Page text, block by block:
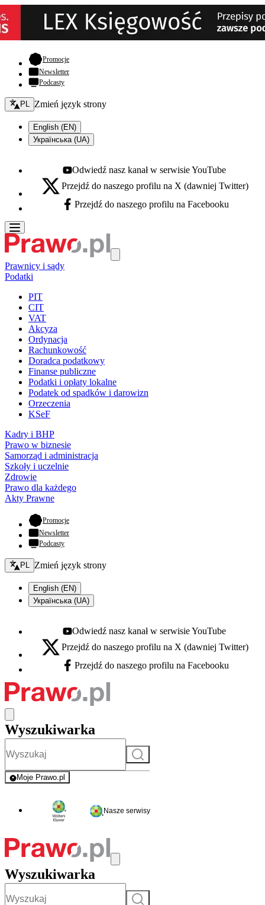
Promocje- otwiera się w nowej karcie
Newsletter
Podcasty
Zmień język - bieżący:
PL Zmień język strony
English (EN)
Українська (UA)
Youtube - otwiera się w nowej karcie
Odwiedź nasz kanał w serwisie YouTube
X - otwiera się w nowej karcie
Przejdź do naszego profilu na X (dawniej Twitter)
Facebook - otwiera się w nowej karcie
Przejdź do naszego profilu na Facebooku
Prawnicy i sądy
Podatki
PIT
CIT
VAT
Akcyza
Ordynacja
Rachunkowość
Doradca podatkowy
Finanse publiczne
Podatki i opłaty lokalne
Podatek od spadków i darowizn
Orzeczenia
KSeF
Kadry i BHP
Prawo w biznesie
Samorząd i administracja
Szkoły i uczelnie
Zdrowie
Prawo dla każdego
Akty Prawne
Promocje- otwiera się w nowej karcie
Newsletter
Podcasty
Zmień język - bieżący:
PL Zmień język strony
English (EN)
Українська (UA)
Youtube - otwiera się w nowej karcie
Odwiedź nasz kanał w serwisie YouTube
X - otwiera się w nowej karcie
Przejdź do naszego profilu na X (dawniej Twitter)
Facebook - otwiera się w nowej karcie
Przejdź do naszego profilu na Facebooku
Wyszukiwarka
Szukaj
Moje Prawo.pl
- rejestracja i logowanie do serwisu
Nasze serwisy
Wyszukiwarka
Szukaj